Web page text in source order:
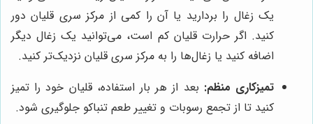
یک زغال را بردارید یا آن را کمی از مرکز سری قلیان دور
کنید. اگر حرارت قلیان کم است، می‌توانید یک زغال دیگر
اضافه کنید یا زغال‌ها را به مرکز سری قلیان نزدیک‌تر کنید.
تمیزکاری منظم: بعد از هر بار استفاده، قلیان خود را تمیز
کنید تا از تجمع رسوبات و تغییر طعم تنباکو جلوگیری شود.